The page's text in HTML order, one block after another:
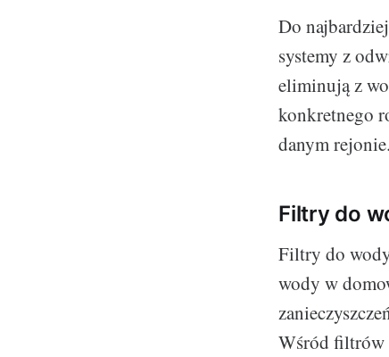
Do
systemy z
eliminują z
konkretnego
danym rejonie.
Filtry do
Filtry do
wody w
Wśród filtrów